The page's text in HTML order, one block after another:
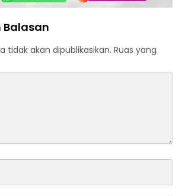
tidak akan dipublikasikan. Ruas yang